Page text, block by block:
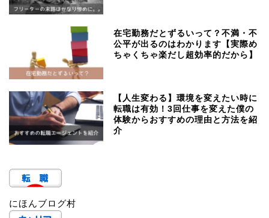
在宅勤務だとずるいって？不満・不
公平が出るのはわかります【実際め
ちゃくちゃ楽だし超効率的だから】
【人生変わる】環境を変えたい時に
転職は有効！3回仕事を変えた僕の
体験からおすすめの理由と方法を紹
介
にほんブログ村